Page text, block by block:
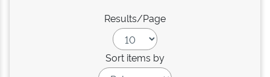
Results/Page
Sort items by